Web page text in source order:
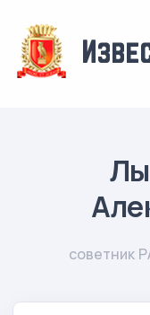
советник